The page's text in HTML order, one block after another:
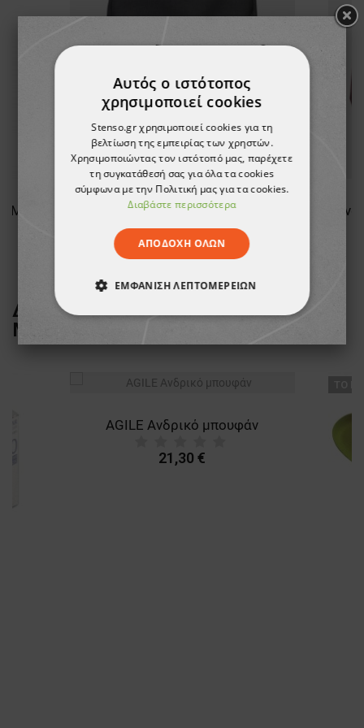
Σακίδιο πλάτης STENSO CARRY
12,90 €
ΔΕΙΤΕ ΠΕΡΙΣΣΟΤΕΡΑ ΑΠΟ ΤΗ
ΜΑΡΚΑ
AGILE Ανδρικό μπουφάν
21,30 €
Αυτός ο ιστότοπος
χρησιμοποιεί cookies
Stenso.gr χρησιμοποιεί cookies για τη
βελτίωση της εμπειρίας των χρηστών.
Χρησιμοποιώντας τον ιστότοπό μας, παρέχετε
τη συγκατάθεσή σας για όλα τα cookies
σύμφωνα με την Πολιτική μας για τα cookies.
Διαβάστε περισσότερα
ΑΠΟΔΟΧΉ ΌΛΩΝ
ΕΜΦΆΝΙΣΗ ΛΕΠΤΟΜΕΡΕΙΏΝ
ΑΠΟΛΎΤΩΣ ΑΠΑΡΑΊΤΗΤΑ
ΜΗ ΤΑΞΙΝΟΜΗΜΈΝΑ